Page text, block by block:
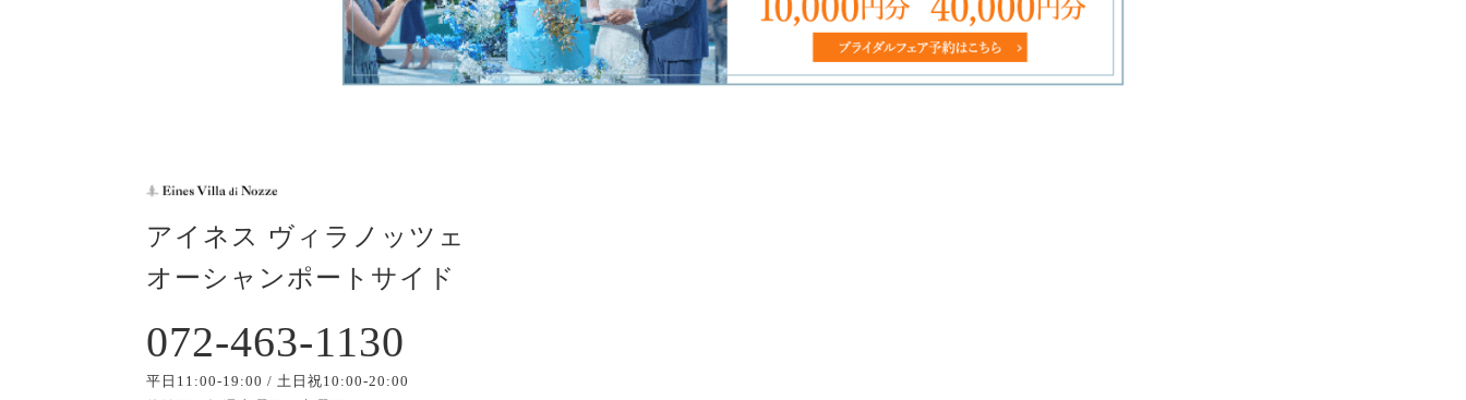
アイネス ヴィラノッツェ
オーシャンポートサイド
072-463-1130
平日11:00-19:00 / 土日祝10:00-20:00